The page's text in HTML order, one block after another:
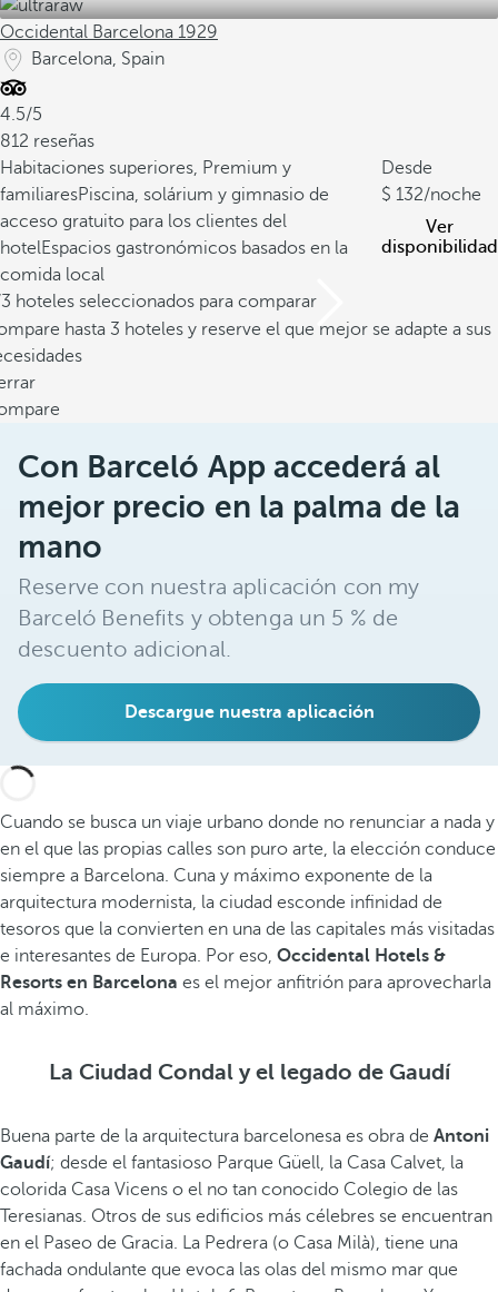
Occidental Barcelona 1929
Barcelona, Spain
4.5/5
812 reseñas
Habitaciones superiores, Premium y
familiaresPiscina, solárium y gimnasio de
acceso gratuito para los clientes del
hotelEspacios gastronómicos basados en la
comida local
Desde
132/noche
Ver
disponibilidad
hoteles seleccionados para comparar
hasta 3 hoteles y reserve el que mejor se adapte a sus
Con Barceló App accederá al
mejor precio en la palma de la
mano
Reserve con nuestra aplicación con my
Barceló Benefits y obtenga un 5 % de
descuento adicional.
Descargue nuestra aplicación
Cuando se busca un viaje urbano donde no renunciar a nada y
en el que las propias calles son puro arte, la elección conduce
siempre a Barcelona. Cuna y máximo exponente de la
arquitectura modernista, la ciudad esconde infinidad de
tesoros que la convierten en una de las capitales más visitadas
e interesantes de Europa. Por eso, Occidental Hotels &
Resorts en Barcelona es el mejor anfitrión para aprovecharla
al máximo.
La Ciudad Condal y el legado de Gaudí
Buena parte de la arquitectura barcelonesa es obra de Antoni
Gaudí; desde el fantasioso Parque Güell, la Casa Calvet, la
colorida Casa Vicens o el no tan conocido Colegio de las
Teresianas. Otros de sus edificios más célebres se encuentran
en el Paseo de Gracia. La Pedrera (o Casa Milà), tiene una
fachada ondulante que evoca las olas del mismo mar que